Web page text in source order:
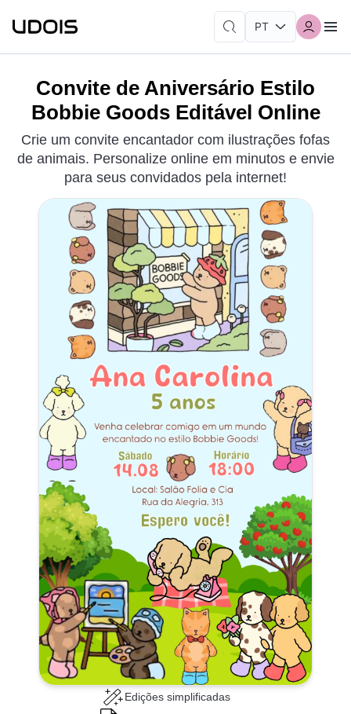
Convite de Aniversário Estilo
Bobbie Goods Editável Online
Crie um convite encantador com ilustrações fofas
de animais. Personalize online em minutos e envie
para seus convidados pela internet!
Edições simplificadas